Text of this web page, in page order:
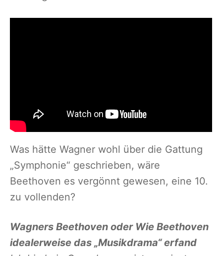
Was hätte Wagner wohl über die Gattung
„Symphonie“ geschrieben, wäre
Beethoven es vergönnt gewesen, eine 10.
zu vollenden?
Wagners Beethoven oder Wie Beethoven
idealerweise das „Musikdrama“ erfand